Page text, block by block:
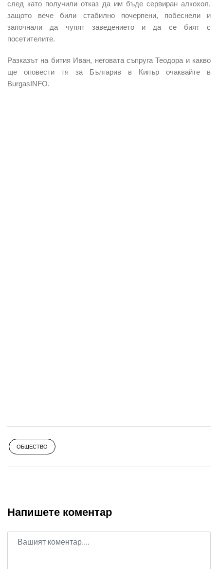
след като получили отказ да им бъде сервиран алкохол,
защото вече били стабилно почерпени, побеснели и
започнали да чупят заведението и да се бият с
посетителите.
Разказът на бития Иван, неговата съпруга Теодора и какво
ще оповести тя за Българив в Кипър очаквайте в
BurgasINFO.
ОБЩЕСТВО
Напишете коментар